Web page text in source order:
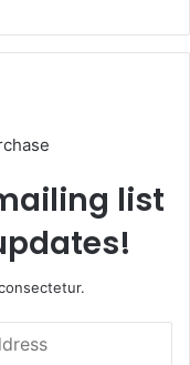
list